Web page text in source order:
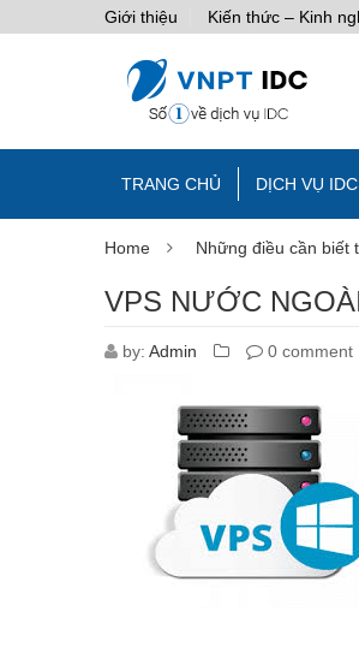
Giới thiệu Kiến thức – Kinh
TRANG CHỦ DỊCH VỤ IDC
Home Những điều cần biết
VPS NƯỚC
by: Admin 0 comment